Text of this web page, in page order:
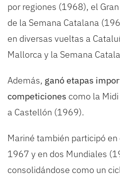
por regiones (1968), el
de la Semana Catalana
en diversas vueltas a
Mallorca y la Semana
Además, ganó etapas
competiciones como la
a Castellón (1969).
Mariné también participó en
1967 y en dos Mundiales
consolidándose como un